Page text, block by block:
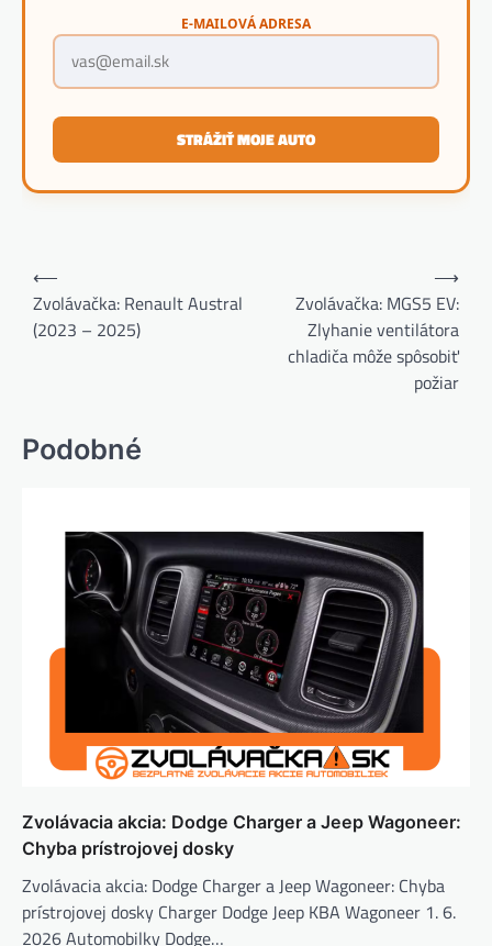
E-MAILOVÁ ADRESA
STRÁŽIŤ MOJE AUTO
Navigácia
článku
⟵
Zvolávačka: Renault Austral
(2023 – 2025)
Zvolávačka: MGS5 EV:
Zlyhanie ventilátora
chladiča môže spôsobiť
požiar
⟶
Podobné
Zvolávacia akcia: Dodge Charger a Jeep Wagoneer:
Chyba prístrojovej dosky
Zvolávacia akcia: Dodge Charger a Jeep Wagoneer: Chyba
prístrojovej dosky Charger Dodge Jeep KBA Wagoneer 1. 6.
2026 Automobilky Dodge…